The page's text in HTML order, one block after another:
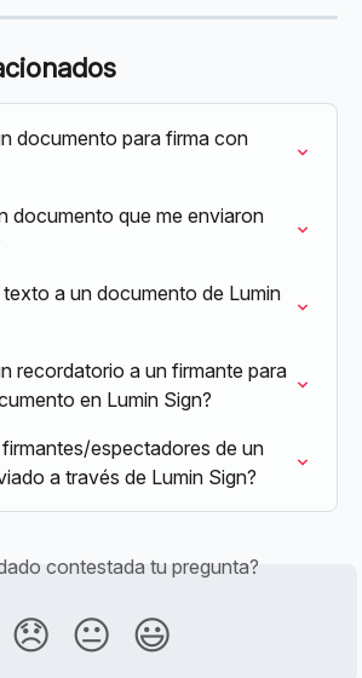
documento para firma con
documento que me enviaron
a un documento de Lumin
recordatorio a un firmante para
en Lumin Sign?
espectadores de un
a través de Lumin Sign?
contestada tu pregunta?
😞 😐 😃